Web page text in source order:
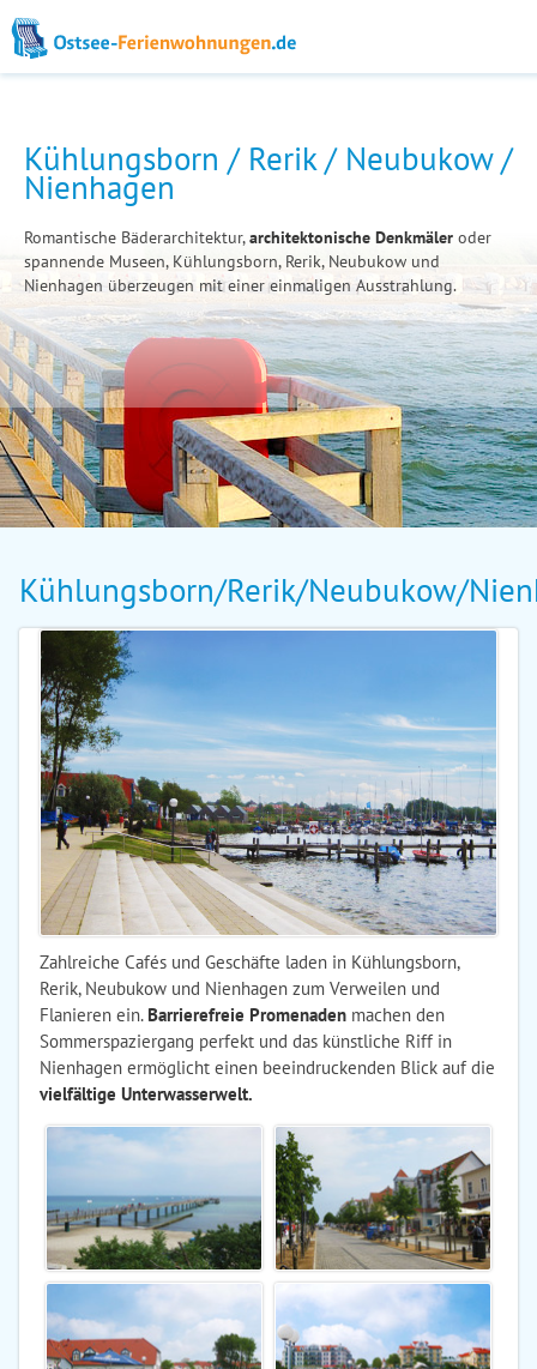
Kühlungsborn / Rerik / Neubukow /
Nienhagen
Romantische Bäderarchitektur,architektonische Denkmäler oder
spannende Museen, Kühlungsborn, Rerik, Neubukow und
Nienhagen überzeugen mit einer einmaligen Ausstrahlung.
Kühlungsborn/Rerik/Neubukow/
Zahlreiche Cafés und Geschäfte laden in Kühlungsborn,
Rerik, Neubukow und Nienhagen zum Verweilen und
Flanieren ein. Barrierefreie Promenaden machen den
Sommerspaziergang perfekt und das künstliche Riff in
Nienhagen ermöglicht einen beeindruckenden Blick auf die
vielfältige Unterwasserwelt.